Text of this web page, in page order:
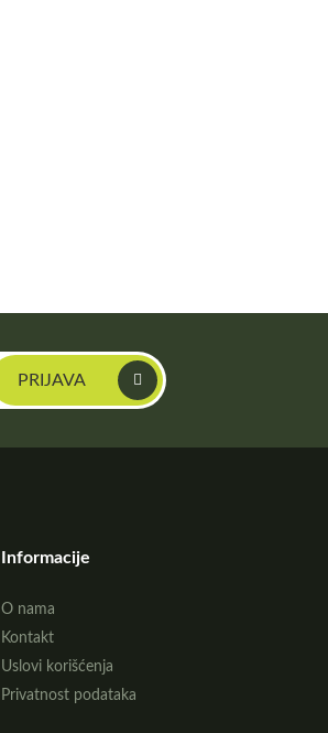
Informacije
O nama
Kontakt
Uslovi korišćenja
Privatnost podataka